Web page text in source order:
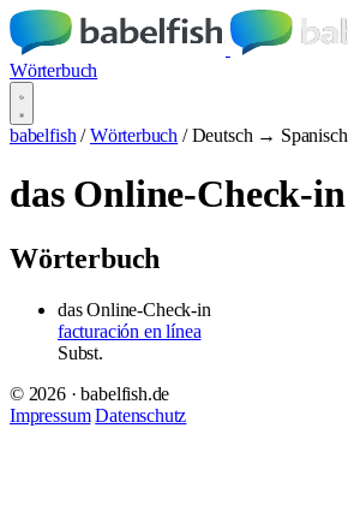
Wörterbuch
babelfish / Wörterbuch / Deutsch → Spanisch
das Online-Check-in
Wörterbuch
das Online-Check-in
facturación en línea
Subst.
© 2026 · babelfish.de
Impressum Datenschutz